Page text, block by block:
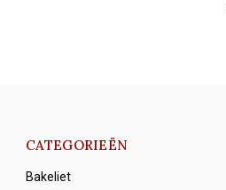
CATEGORIEËN
Bakeliet